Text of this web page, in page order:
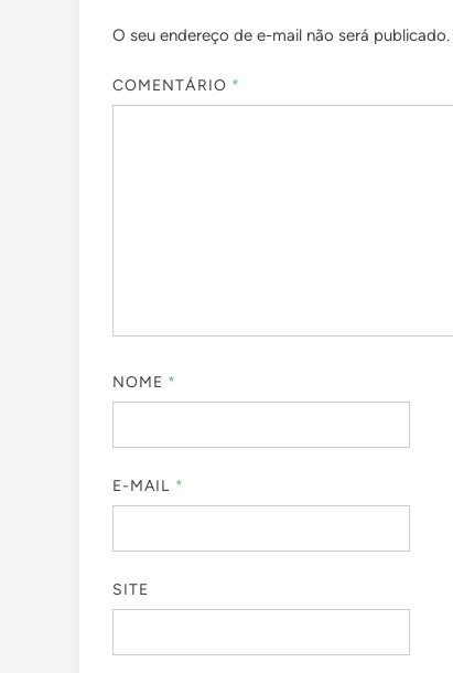
O seu endereço de e-mail não será publicado.
COMENTÁRIO *
NOME *
E-MAIL *
SITE